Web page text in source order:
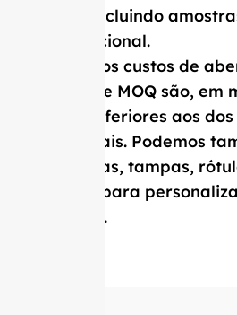
Preço incluindo
internacional.
Os nossos custos de
moldes e MOQ são, em
vezes inferiores aos
ocidentais. Podemos
lhe rolhas, tampas,
retrátil para
garrafa.